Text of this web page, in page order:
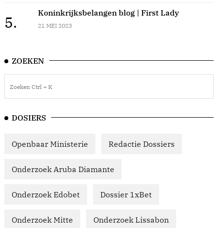
5.
Koninkrijksbelangen blog | First Lady
21 MEI 2023
ZOEKEN
DOSIERS
Openbaar Ministerie Redactie Dossiers
Onderzoek Aruba Diamante
Onderzoek Edobet Dossier 1xBet
Onderzoek Mitte Onderzoek Lissabon